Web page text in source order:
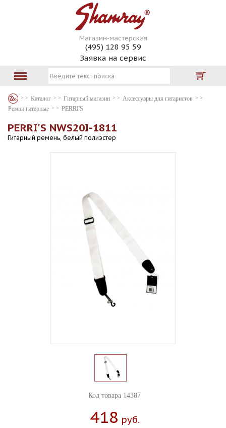
Магазин-мастерская
(495) 128 95 59
Заявка на сервис
Каталог Гитарный магазин
Аксессуары для гитаристов
Ремни гитарные
PERRI'S
PERRI'S NWS20I-1811
Гитарный ремень, белый полиэстер
Код товара 14387
418 Руб.